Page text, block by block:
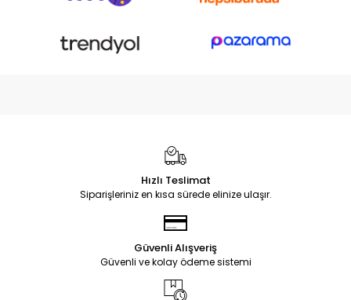
Hızlı Teslimat
Siparişleriniz en kısa sürede elinize ulaşır.
Güvenli Alışveriş
Güvenli ve kolay ödeme sistemi